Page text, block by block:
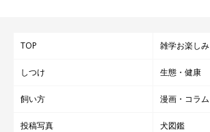
TOP 雑学お楽しみ
しつけ 生態・健康
飼い方 漫画・コラム
投稿写真 犬図鑑